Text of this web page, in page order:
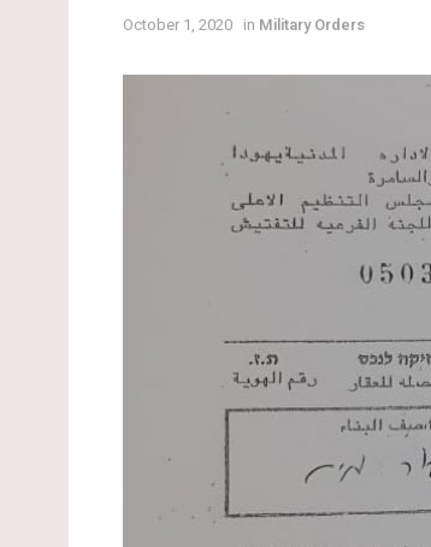
October 1, 2020 in Military Orders